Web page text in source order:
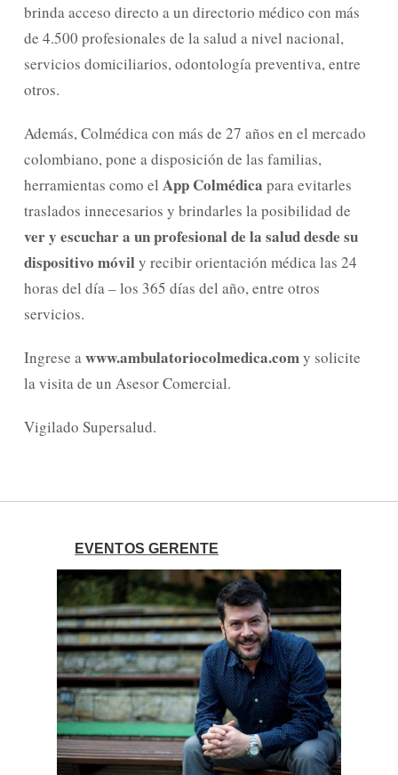
brinda acceso directo a un directorio médico con más
de 4.500 profesionales de la salud a nivel nacional,
servicios domiciliarios, odontología preventiva, entre
otros.
Además, Colmédica con más de 27 años en el mercado
colombiano, pone a disposición de las familias,
herramientas como el App Colmédica para evitarles
traslados innecesarios y brindarles la posibilidad de
ver y escuchar a un profesional de la salud desde su
dispositivo móvily recibir orientación médica las 24
horas del día – los 365 días del año, entre otros
servicios.
Ingrese awww.ambulatoriocolmedica.comy solicite
la visita de un Asesor Comercial.
Vigilado Supersalud.
EVENTOS GERENTE